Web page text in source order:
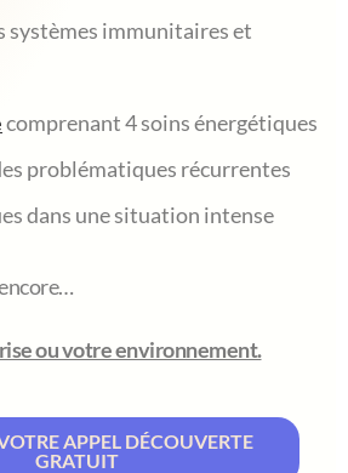
systèmes immunitaires et
comprenant 4 soins énergétiques
problématiques récurrentes
dans une situation intense
ou votre environnement.
APPEL DÉCOUVERTE
GRATUIT